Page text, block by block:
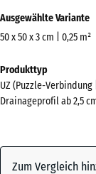
Informationen
zu
Farben?
Farbpalette
Grasgrün(active)
Ausgewählte Variante
50 x 50 x 3 cm | 0,25 m²
Abmessungen
für
den
x
540
Produkttyp
UZ (Puzzle-
Drainageprofil ab 2,5
Zum Vergleich